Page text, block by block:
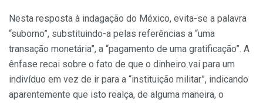
Nesta resposta à indagação do México, evita-se a palavra
“suborno”, substituindo-a pelas referências a “uma
transação monetária”, a “pagamento de uma gratificação”. A
ênfase recai sobre o fato de que o dinheiro vai para um
indivíduo em vez de ir para a “instituição militar”, indicando
aparentemente que isto realça, de alguma maneira, o